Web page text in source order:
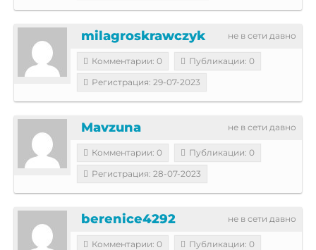
не в сети давно
milagroskrawczyk
Комментарии: 0
Публикации: 0
Регистрация: 29-07-2023
не в сети давно
Mavzuna
Комментарии: 0
Публикации: 0
Регистрация: 28-07-2023
не в сети давно
berenice4292
Комментарии: 0
Публикации: 0